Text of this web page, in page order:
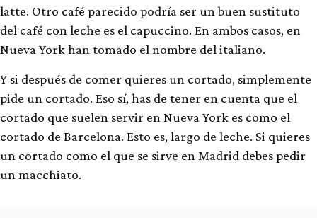
latte. Otro café parecido podría ser un buen sustituto
del café con leche es el capuccino. En ambos casos, en
Nueva York han tomado el nombre del italiano.
Y si después de comer quieres un cortado, simplemente
pide un cortado. Eso sí, has de tener en cuenta que el
cortado que suelen servir en Nueva York es como el
cortado de Barcelona. Esto es, largo de leche. Si quieres
un cortado como el que se sirve en Madrid debes pedir
un macchiato.